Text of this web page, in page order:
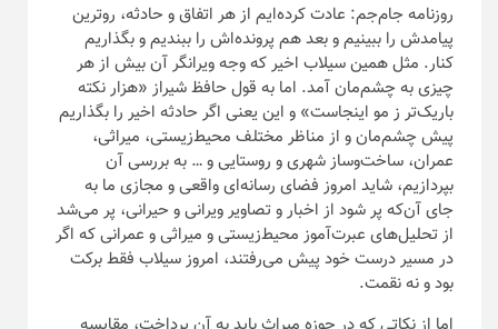
روزنامه جام‌جم: عادت کرده‌ایم از هر اتفاق و حادثه، روترین
پیامدش را ببینیم و بعد هم پرونده‌اش را ببندیم و بگذاریم
کنار. مثل همین سیلاب اخیر که وجه ویرانگر آن بیش از هر
چیزی به چشم‌مان آمد. اما به قول حافظ شیراز «هزار نکته
باریک‌تر ز مو اینجاست» و این یعنی اگر حادثه اخیر را بگذاریم
پیش چشم‌مان و از مناظر مختلف محیط‌زیستی، میراثی،
عمران، ساخت‌و‌ساز شهری و روستایی و … به بررسی آن
بپردازیم، شاید امروز فضای رسانه‌ای واقعی و مجازی ما به
جای آن‌که پر شود از اخبار و تصاویر ویرانی و حیرانی، پر می‌شد
از تحلیل‌های عبرت‌آموز محیط‌زیستی و میراثی و عمرانی که اگر
در مسیر درست خود پیش می‌رفتند، امروز سیلاب فقط برکت
بود و نه نقمت.